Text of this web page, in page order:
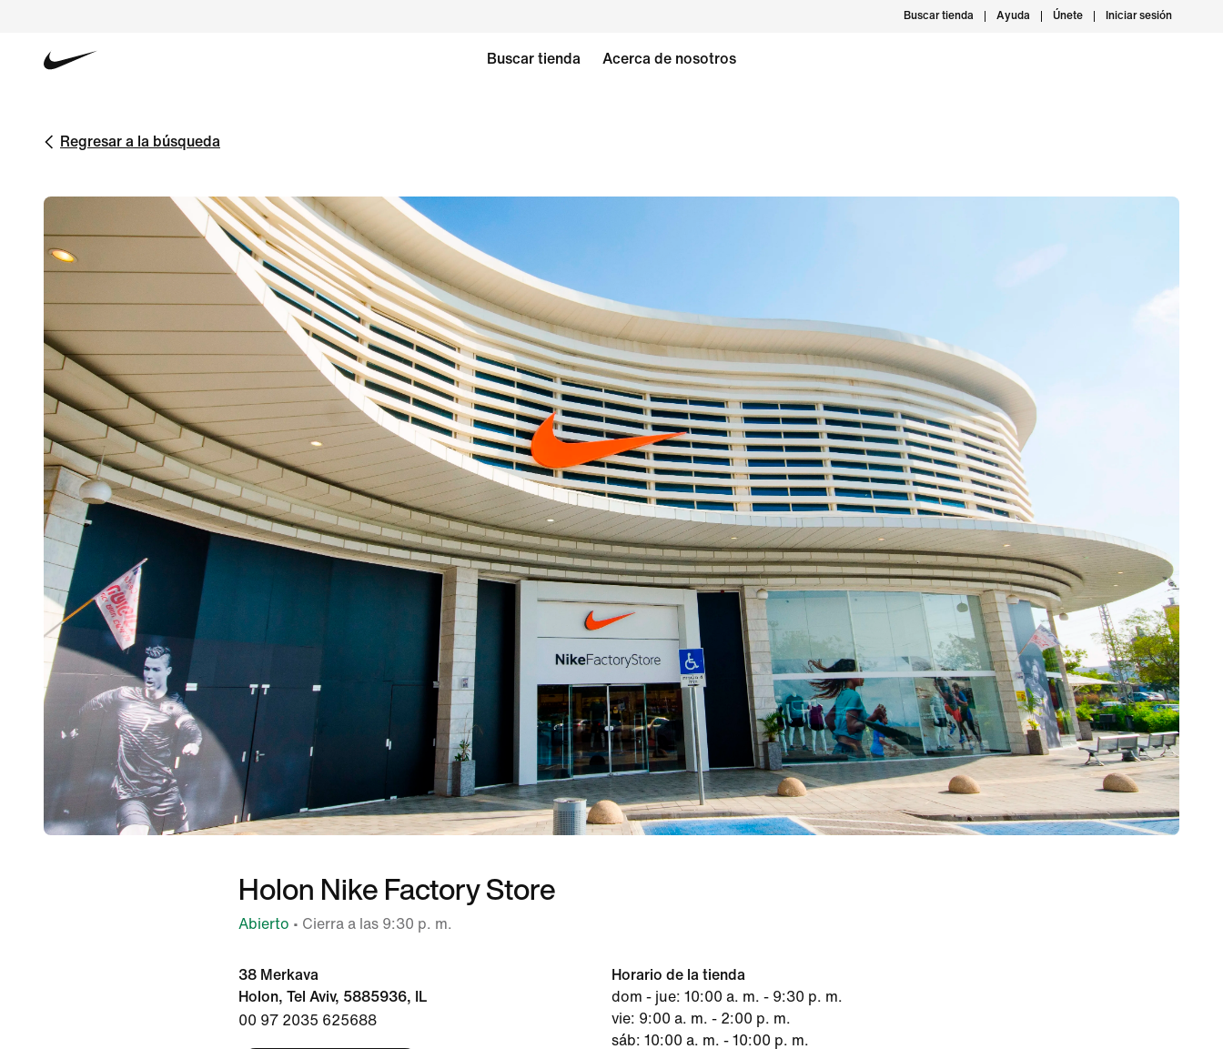
Buscar tienda Ayuda Únete Iniciar sesión
Buscar tienda Acerca de nosotros
Regresar a la búsqueda
Holon Nike Factory Store
Abierto • Cierra a las 9:30 p. m.
38 Merkava
Holon, Tel Aviv, 5885936, IL
00 97 2035 625688
Horario de la tienda
dom - jue: 10:00 a. m. - 9:30 p. m.
vie: 9:00 a. m. - 2:00 p. m.
sáb: 10:00 a. m. - 10:00 p. m.